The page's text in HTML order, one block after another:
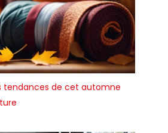
tendances de cet automne